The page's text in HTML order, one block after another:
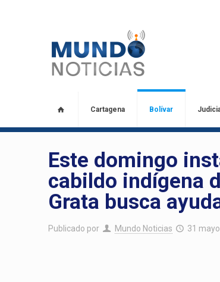
Cartagena Bolívar
Este domingo
cabildo indígena
Grata busca
Publicado por Mundo Noticias 31